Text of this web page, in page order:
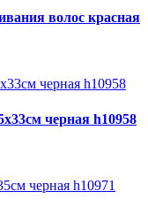
волос красная
черная h10958